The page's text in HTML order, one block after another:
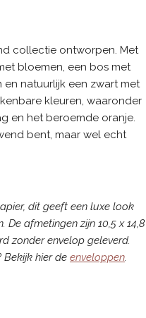
collectie ontworpen. Met
bloemen, een bos met
natuurlijk een zwart met
kleuren, waaronder
en het beroemde oranje.
bent, maar wel echt
dit geeft een luxe look
De afmetingen zijn 10,5 x 14,8
zonder envelop geleverd.
Bekijk hier de enveloppen.